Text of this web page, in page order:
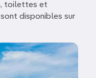
toilettes et
disponibles sur